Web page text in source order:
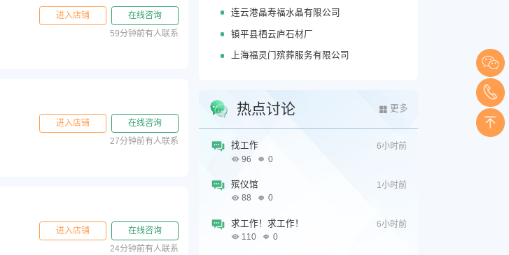
进入店铺
在线咨询
59分钟前有人联系
进入店铺
在线咨询
27分钟前有人联系
进入店铺
在线咨询
24分钟前有人联系
连云港晶寿福水晶有限公司
镇平县栖云庐石材厂
上海福灵门殡葬服务有限公司
热点讨论 更多
6小时前
找工作
96
0
1小时前
殡仪馆
88
0
6小时前
求工作！求工作！
110
0